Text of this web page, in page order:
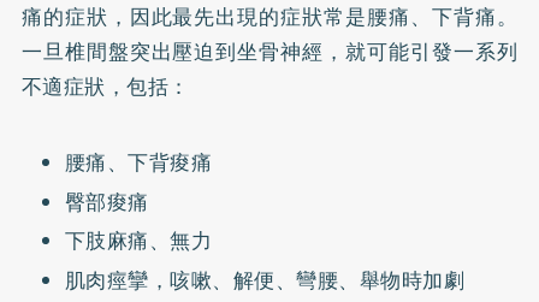
痛的症狀，因此最先出現的症狀常是腰痛、下背痛。
一旦椎間盤突出壓迫到坐骨神經，就可能引發一系列
不適症狀，包括：
腰痛、下背痠痛
臀部痠痛
下肢麻痛、無力
肌肉痙攣，咳嗽、解便、彎腰、舉物時加劇